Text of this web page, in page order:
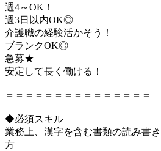
週4～OK！
週3日以内OK◎
介護職の経験活かそう！
ブランクOK◎
急募★
安定して長く働ける！
＝＝＝＝＝＝＝＝＝＝＝＝＝＝＝
◆必須スキル
業務上、漢字を含む書類の読み書
方